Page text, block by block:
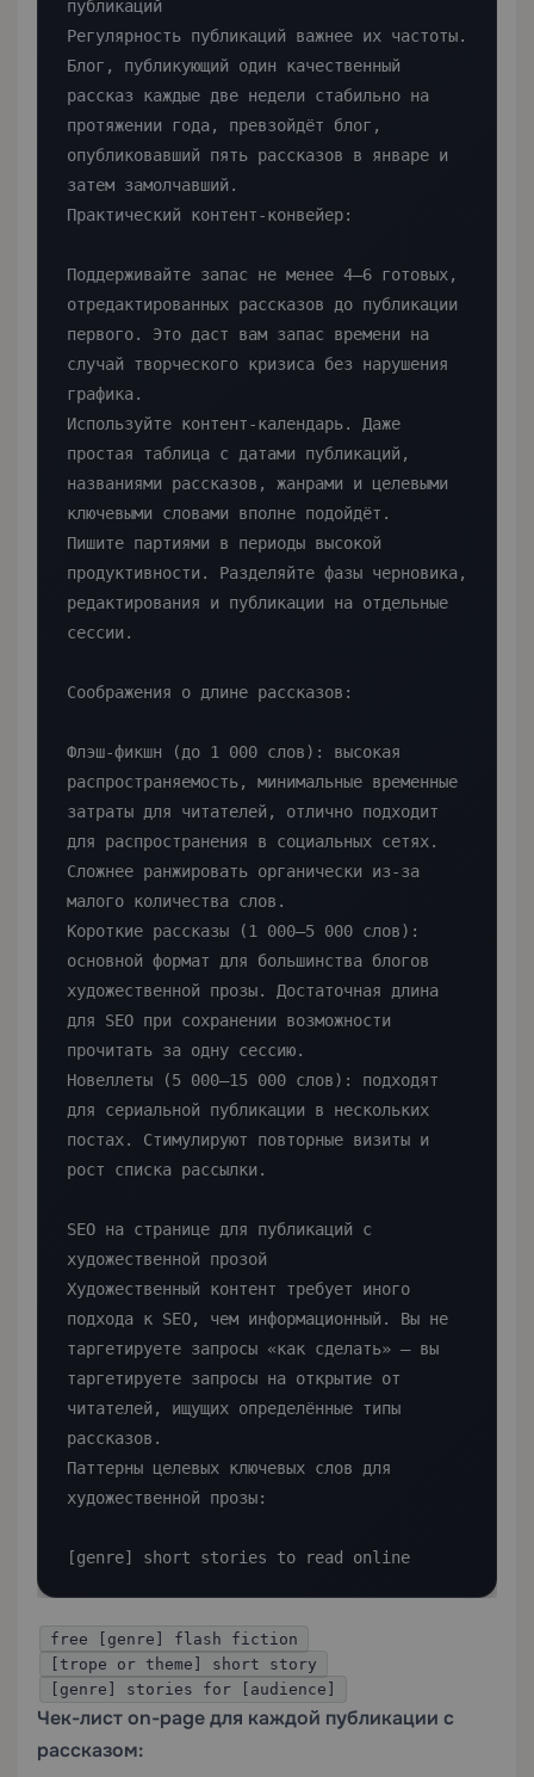
публикаций
Регулярность публикаций важнее их частоты.
Блог, публикующий один качественный
рассказ каждые две недели стабильно на
протяжении года, превзойдёт блог,
опубликовавший пять рассказов в январе и
затем замолчавший.
Практический контент-конвейер:
Поддерживайте запас не менее 4–6 готовых,
отредактированных рассказов до публикации
первого. Это даст вам запас времени на
случай творческого кризиса без нарушения
графика.
Используйте контент-календарь. Даже
простая таблица с датами публикаций,
названиями рассказов, жанрами и целевыми
ключевыми словами вполне подойдёт.
Пишите партиями в периоды высокой
продуктивности. Разделяйте фазы черновика,
редактирования и публикации на отдельные
сессии.
Соображения о длине рассказов:
Флэш-фикшн (до 1 000 слов): высокая
распространяемость, минимальные временные
затраты для читателей, отлично подходит
для распространения в социальных сетях.
Сложнее ранжировать органически из-за
малого количества слов.
Короткие рассказы (1 000–5 000 слов):
основной формат для большинства блогов
художественной прозы. Достаточная длина
для SEO при сохранении возможности
прочитать за одну сессию.
Новеллеты (5 000–15 000 слов): подходят
для сериальной публикации в нескольких
постах. Стимулируют повторные визиты и
рост списка рассылки.
SEO на странице для публикаций с
художественной прозой
Художественный контент требует иного
подхода к SEO, чем информационный. Вы не
таргетируете запросы «как сделать» — вы
таргетируете запросы на открытие от
читателей, ищущих определённые типы
рассказов.
Паттерны целевых ключевых слов для
художественной прозы:
[genre] short stories to read online
free [genre] flash fiction
[trope or theme] short story
[genre] stories for [audience]
Чек-лист on-page для каждой публикации с
рассказом: